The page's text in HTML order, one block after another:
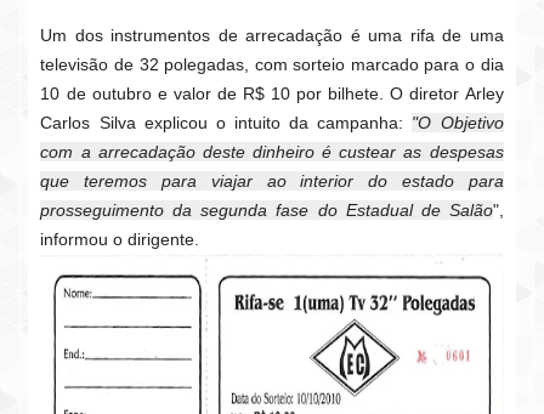
Um dos instrumentos de arrecadação é uma rifa de uma
televisão de 32 polegadas, com sorteio marcado para o dia
10 de outubro e valor de R$ 10 por bilhete. O diretor Arley
Carlos Silva explicou o intuito da campanha: "O Objetivo
com a arrecadação deste dinheiro é custear as despesas
que teremos para viajar ao interior do estado para
prosseguimento da segunda fase do Estadual de Salão",
informou o dirigente.